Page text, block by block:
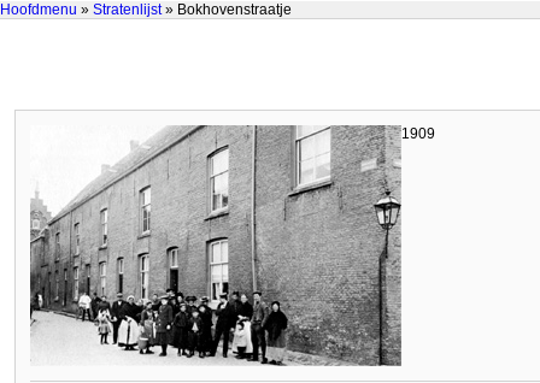
Hoofdmenu » Stratenlijst» Bokhovenstraatje
1909